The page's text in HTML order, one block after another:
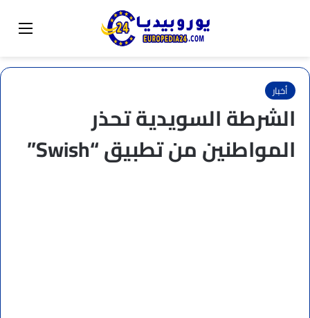
تبديل المظهر
أخبار
الشرطة السويدية تحذر
المواطنين من تطبيق “Swish”